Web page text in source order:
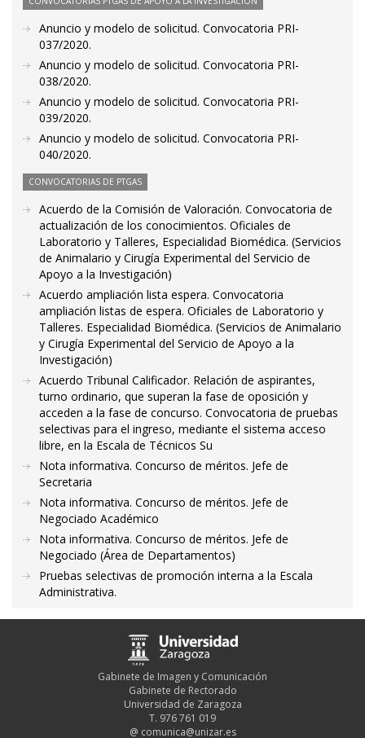
Anuncio y modelo de solicitud. Convocatoria PRI-
037/2020.
Anuncio y modelo de solicitud. Convocatoria PRI-
038/2020.
Anuncio y modelo de solicitud. Convocatoria PRI-
039/2020.
Anuncio y modelo de solicitud. Convocatoria PRI-
040/2020.
CONVOCATORIAS DE PTGAS
Acuerdo de la Comisión de Valoración. Convocatoria de
actualización de los conocimientos. Oficiales de
Laboratorio y Talleres, Especialidad Biomédica. (Servicios
de Animalario y Cirugía Experimental del Servicio de
Apoyo a la Investigación)
Acuerdo ampliación lista espera. Convocatoria
ampliación listas de espera. Oficiales de Laboratorio y
Talleres. Especialidad Biomédica. (Servicios de Animalario
y Cirugía Experimental del Servicio de Apoyo a la
Investigación)
Acuerdo Tribunal Calificador. Relación de aspirantes,
turno ordinario, que superan la fase de oposición y
acceden a la fase de concurso. Convocatoria de pruebas
selectivas para el ingreso, mediante el sistema acceso
libre, en la Escala de Técnicos Su
Nota informativa. Concurso de méritos. Jefe de
Secretaria
Nota informativa. Concurso de méritos. Jefe de
Negociado Académico
Nota informativa. Concurso de méritos. Jefe de
Negociado (Área de Departamentos)
Pruebas selectivas de promoción interna a la Escala
Administrativa.
Gabinete de Imagen y Comunicación
Gabinete de Rectorado
Universidad de Zaragoza
T. 976 761 019
@ comunica@unizar.es